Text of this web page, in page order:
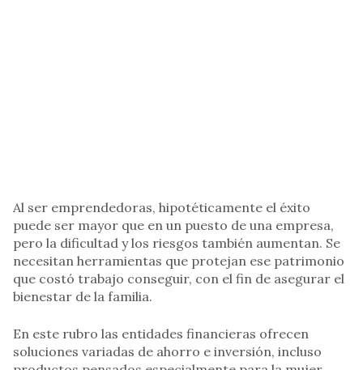
Al ser emprendedoras, hipotéticamente el éxito
puede ser mayor que en un puesto de una empresa,
pero la dificultad y los riesgos también aumentan. Se
necesitan herramientas que protejan ese patrimonio
que costó trabajo conseguir, con el fin de asegurar el
bienestar de la familia.
En este rubro las entidades financieras ofrecen
soluciones variadas de ahorro e inversión, incluso